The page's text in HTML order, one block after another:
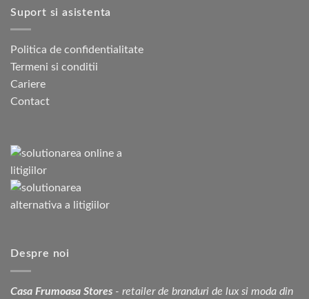
Suport si asistenta
Politica de confidentialitate
Termeni si conditii
Cariere
Contact
Despre noi
Casa Frumoasa Stores - retailer de branduri de lux si moda din